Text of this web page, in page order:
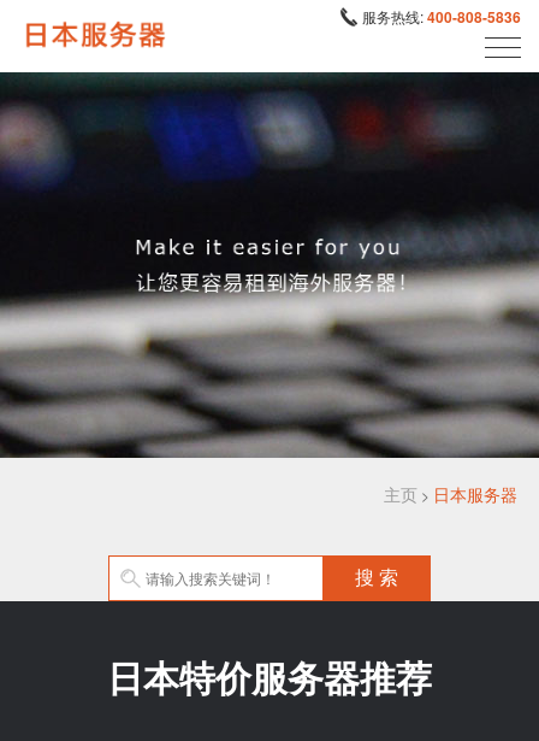
服务热线:400-808-5836
主页 > 日本服务器
日本特价服务器推荐